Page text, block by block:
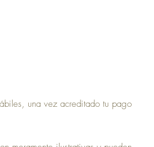
una vez acreditado tu pago